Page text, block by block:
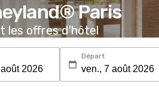
Paris
les offres d'hôtel
Départ